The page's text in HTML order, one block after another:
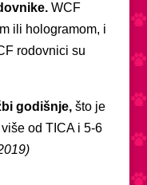
WCF
ili hologramom, i
rodovnici su
godišnje, što je
od TICA i 5-6